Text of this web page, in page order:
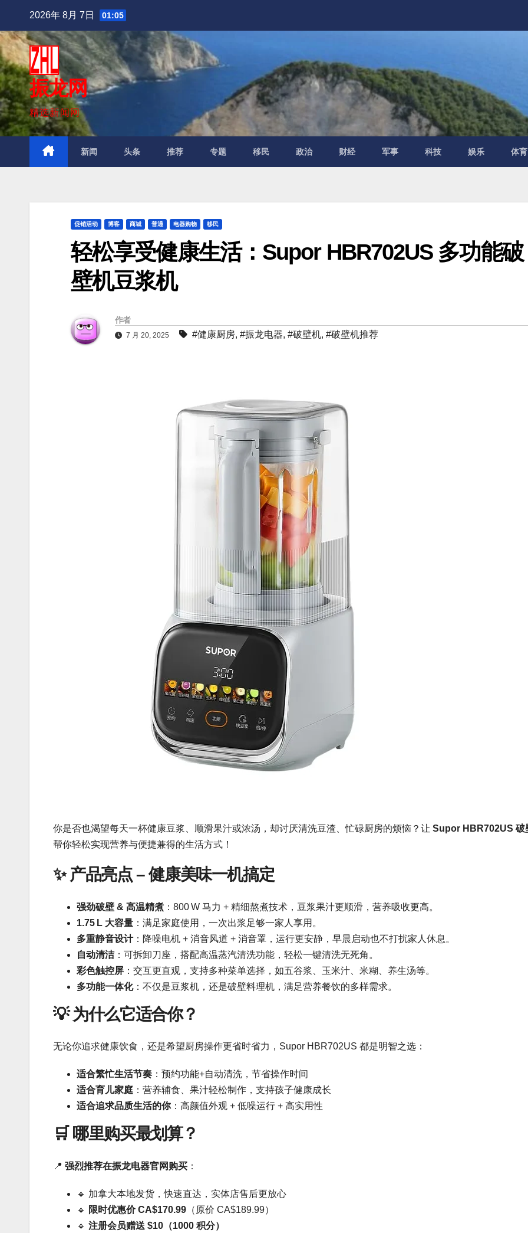
内
容
2026年 8月 7日 01:05
振龙网
精选新闻网
新闻 头条 推荐 专题 移民 政治 财经 军事 科技 娱乐 体育
促销活动 博客 商城 普通 电器购物 移民
轻松享受健康生活：Supor HBR702US 多功能破
壁机豆浆机
作者
7 月 20, 2025 #健康厨房, #振龙电器, #破壁机, #破壁机推荐
你是否也渴望每天一杯健康豆浆、顺滑果汁或浓汤，却讨厌清洗豆渣、忙碌厨房的烦恼？让 Supor HBR702US 破
帮你轻松实现营养与便捷兼得的生活方式！
✨ 产品亮点 – 健康美味一机搞定
强劲破壁 & 高温精煮 ：800 W 马力 + 精细熬煮技术，豆浆果汁更顺滑，营养吸收更高。
1.75 L 大容量 ：满足家庭使用，一次出浆足够一家人享用。
多重静音设计：降噪电机 + 消音风道 + 消音罩，运行更安静，早晨启动也不打扰家人休息。
自动清洁：可拆卸刀座，搭配高温蒸汽清洗功能，轻松一键清洗无死角。
彩色触控屏 ：交互更直观，支持多种菜单选择，如五谷浆、玉米汁、米糊、养生汤等。
多功能一体化：不仅是豆浆机，还是破壁料理机，满足营养餐饮的多样需求。
💡 为什么它适合你？
无论你追求健康饮食，还是希望厨房操作更省时省力，Supor HBR702US 都是明智之选：
适合繁忙生活节奏 ：预约功能+自动清洗，节省操作时间
适合育儿家庭 ：营养辅食、果汁轻松制作，支持孩子健康成长
适合追求品质生活的你：高颜值外观 + 低噪运行 + 高实用性
🛒 哪里购买最划算？
📍 强烈推荐在振龙电器官网购买 ：
🔹 加拿大本地发货，快速直达，实体店售后更放心
🔹 限时优惠价 CA$170.99 （原价 CA$189.99）
🔹 注册会员赠送 $10（1000 积分）